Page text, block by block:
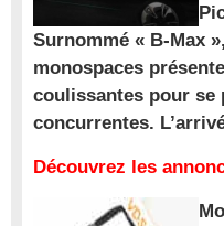
Surnommé « B-Max
monospaces
coulissantes pour se
concurrentes.
Découvrez les